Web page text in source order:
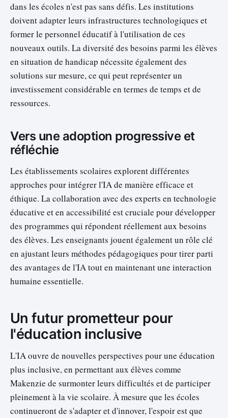
dans les écoles n'est pas sans défis. Les institutions
doivent adapter leurs infrastructures technologiques et
former le personnel éducatif à l'utilisation de ces
nouveaux outils. La diversité des besoins parmi les élèves
en situation de handicap nécessite également des
solutions sur mesure, ce qui peut représenter un
investissement considérable en termes de temps et de
ressources.
Vers une adoption progressive et
réfléchie
Les établissements scolaires explorent différentes
approches pour intégrer l'IA de manière efficace et
éthique. La collaboration avec des experts en technologie
éducative et en accessibilité est cruciale pour développer
des programmes qui répondent réellement aux besoins
des élèves. Les enseignants jouent également un rôle clé
en ajustant leurs méthodes pédagogiques pour tirer parti
des avantages de l'IA tout en maintenant une interaction
humaine essentielle.
Un futur prometteur pour
l'éducation inclusive
L'IA ouvre de nouvelles perspectives pour une éducation
plus inclusive, en permettant aux élèves comme
Makenzie de surmonter leurs difficultés et de participer
pleinement à la vie scolaire. À mesure que les écoles
continueront de s'adapter et d'innover, l'espoir est que